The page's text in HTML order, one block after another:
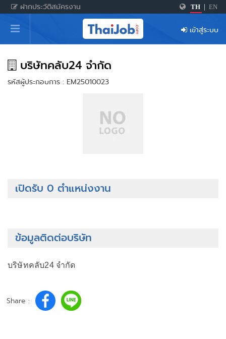
ฝากประวัติสมัครงาน TH EN
หน้าหลัก
ผู้สมัครงาน: เข้าสู่ระบบ
ฝากประวัติสมัครงาน
เกร็ดความรู้
เข้าสู่ระบบ
บริษัทคลับ24 จำกัด
รหัสผู้ประกอบการ : EM25010023
เปิดรับ 0 ตำแหน่งงาน
ข้อมูลติดต่อบริษัท
บริษัทคลับ24 จำกัด
Share :